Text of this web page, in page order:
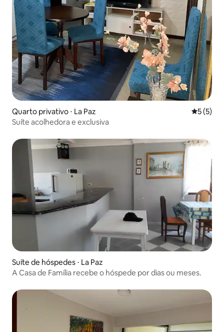
Quarto privativo ⋅ La Paz 5 de
5 (5)
Suíte acolhedora e exclusiva
Suíte de hóspedes ⋅ La Paz
A Casa de Família recebe o hóspede por dias ou meses.